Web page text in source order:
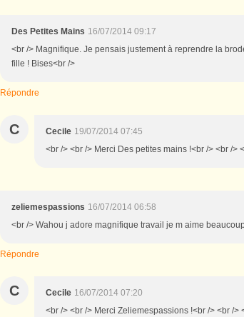
Des Petites Mains 16/07/2014 09:17
<br /> Magnifique. Je pensais justement à reprendre la
fille ! Bises<br />
Répondre
C Cecile 19/07/2014 07:45
<br /> <br /> Merci Des petites mains !<br /> <br />
zeliemespassions 16/07/2014 06:58
<br /> Wahou j adore magnifique travail je m aime
Répondre
C Cecile 16/07/2014 07:20
<br /> <br /> Merci Zeliemespassions !<br /> <br />